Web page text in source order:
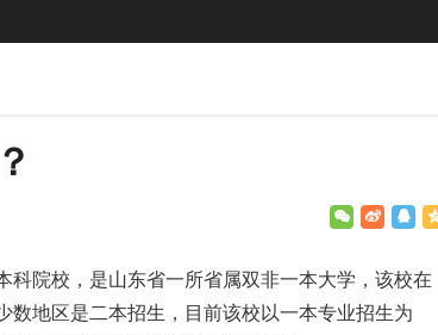
科院校，是山东省一所省属双非一本大学，该校在
地区是二本招生，目前该校以一本专业招生为